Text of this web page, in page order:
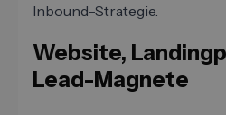
Inbound-Strategie.
Website,
Lead-Magnete